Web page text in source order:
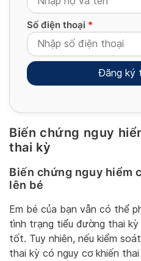
Số điện thoại *
Alternative:
Biến chứng nguy
thai kỳ
Biến chứng nguy hiểm
lên bé
Em bé của bạn vẫn có thể
tình trạng tiểu đường thai
tốt. Tuy nhiên, nếu kiểm
thai kỳ có nguy cơ khiến